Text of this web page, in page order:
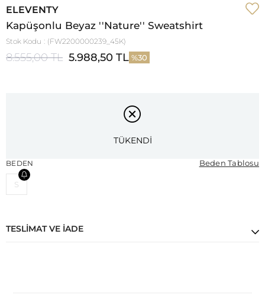
ELEVENTY
Kapüşonlu Beyaz ''Nature'' Sweatshirt
Stok Kodu (FW2200000239_45K)
8.555,00 TL 5.988,50 TL 30
TÜKENDİ
BEDEN Beden Tablosu
S
TESLIMAT VE İADE